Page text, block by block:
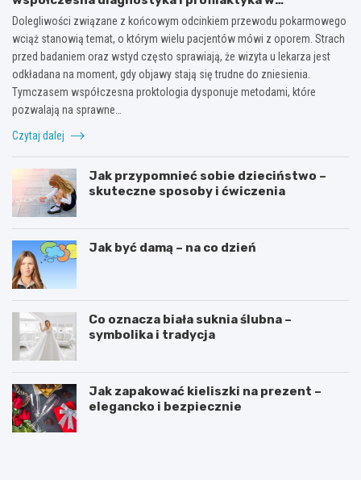
proktologii?
Dolegliwości związane z końcowym odcinkiem przewodu pokarmowego
wciąż stanowią temat, o którym wielu pacjentów mówi z oporem. Strach
przed badaniem oraz wstyd często sprawiają, że wizyta u lekarza jest
odkładana na moment, gdy objawy stają się trudne do zniesienia.
Tymczasem współczesna proktologia dysponuje metodami, które
pozwalają na sprawne…
Czytaj dalej
Jak przypomnieć sobie dzieciństwo –
skuteczne sposoby i ćwiczenia
Jak być damą – na co dzień
Co oznacza biała suknia ślubna –
symbolika i tradycja
Jak zapakować kieliszki na prezent –
elegancko i bezpiecznie